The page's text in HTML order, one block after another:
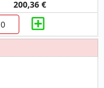
200,36 €